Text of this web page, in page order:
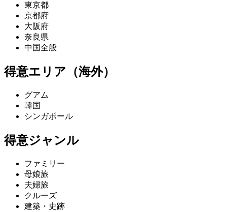
東京都
京都府
大阪府
奈良県
中国全般
得意エリア（海外）
グアム
韓国
シンガポール
得意ジャンル
ファミリー
母娘旅
夫婦旅
クルーズ
建築・史跡